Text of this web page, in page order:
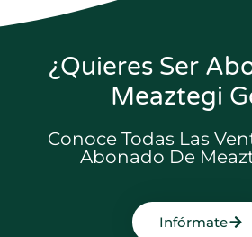
¿Quieres Ser
Meaztegi
Conoce Todas Las
Abonado De
Infórmate